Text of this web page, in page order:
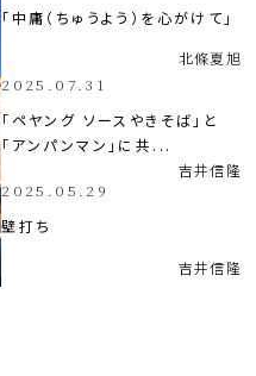
「中庸（ちゅうよう）を心がけて」
北條夏旭
2025.07.31
「ペヤング ソースやきそば」と
「アンパンマン」に共...
吉井信隆
2025.05.29
壁打ち
吉井信隆